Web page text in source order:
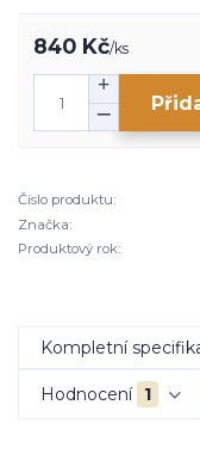
840 Kč/ks
Číslo produktu:
Značka:
Produktový rok:
Kompletní
Hodnocení 1